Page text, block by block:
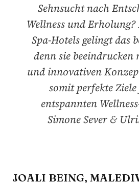
Sehnsucht nach
Wellness und
Spa-Hotels gelingt das
denn sie
und innovativen
somit perfekte
entspannten
Simone Sever &
JOALI BEING,